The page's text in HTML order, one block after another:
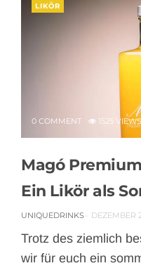
LIKÖR
0 COMMENT 1525 VIEWS
Magó
Ein Likör als
UNIQUEDRINKS DEZEMBER
Trotz des ziemlich
wir für euch ein